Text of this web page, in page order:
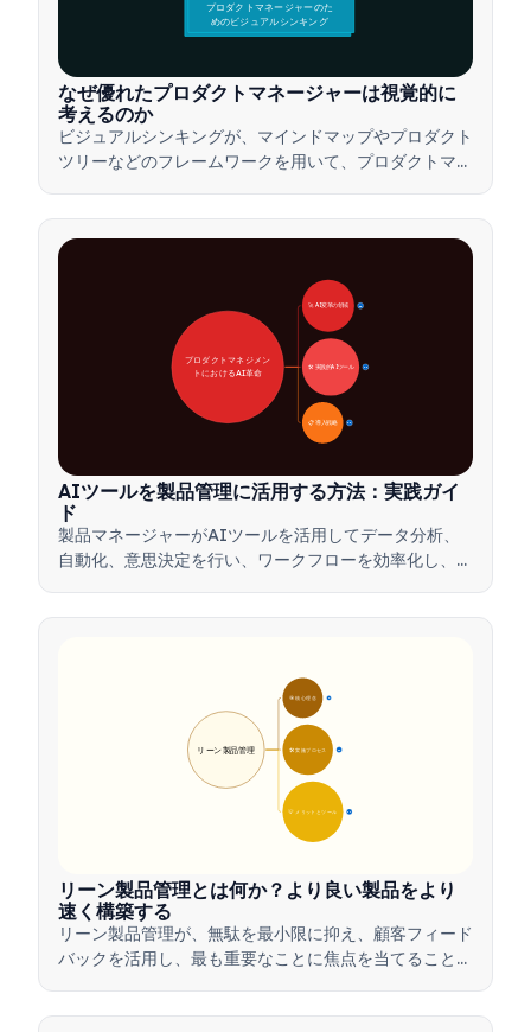
プロダクトマネージャーのた
めのビジュアルシンキング
なぜ優れたプロダクトマネージャーは視覚的に
考えるのか
ビジュアルシンキングが、マインドマップやプロダクト
ツリーなどのフレームワークを用いて、プロダクトマネ
します。
🚀 AI変革の領域
🛠️ 実践的AIツール 31
📋 導入戦略 33
プロダクトマネジメン
トにおけるAI革命
AIツールを製品管理に活用する方法：実践ガイ
ド
製品マネージャーがAIツールを活用してデータ分析、
自動化、意思決定を行い、ワークフローを効率化し、製
🎯 核心理念 9
🛠️ 実施プロセス 12
💡 メリットとツール 17
リーン製品管理
リーン製品管理とは何か？より良い製品をより
速く構築する
リーン製品管理が、無駄を最小限に抑え、顧客フィード
バックを活用し、最も重要なことに焦点を当てること